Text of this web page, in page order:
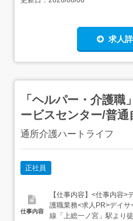
求人
「ヘルパー・介護
ービスセンター/普
通所介護ハートライフ
正社員
仕事内容
【仕事内容】<仕事内容>
護職業務<求人PR>デイ
線「上総一ノ宮」駅より